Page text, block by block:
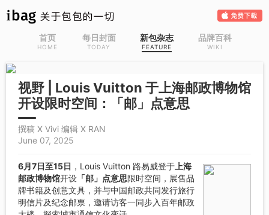
首页
HOME
每日封面
TODAY
新包杂志
FEATURE
品牌百科
WIKI
视野 | Louis Vuitton 于上海邮政博物馆
开设限时空间：「邮」点意思
撰稿 X Vivi 编辑 X RAN
June 07, 2025
6月7日至15日 ，Louis Vuitton 路易威登于 上海
邮政博物馆开设 「邮」点意思限时空间，展售品
牌书籍及创意文具，并与中国邮政共同发行旅行
明信片及纪念邮票，邀请访客一同步入百年邮政